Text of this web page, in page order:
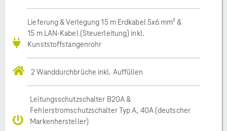
Lieferung & Verlegung 15 m Erdkabel 5x6 mm² &
15 m LAN-Kabel (Steuerleitung) inkl.
Kunststoffstangenrohr
2 Wanddurchbrüche inkl. Auffüllen
Leitungsschutzschalter B20A &
Fehlerstromschutzschalter Typ A, 40A (deutscher
Markenhersteller)